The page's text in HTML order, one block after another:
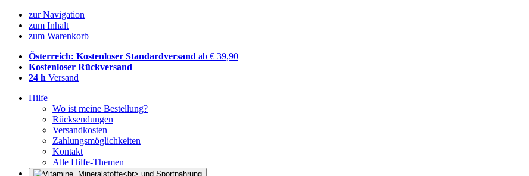
zur Navigation
zum Inhalt
zum Warenkorb
Österreich: Kostenloser Standardversand ab € 39,90
Kostenloser Rückversand
24 h Versand
Hilfe
Wo ist meine Bestellung?
Rücksendungen
Versandkosten
Zahlungsmöglichkeiten
Kontakt
Alle Hilfe-Themen